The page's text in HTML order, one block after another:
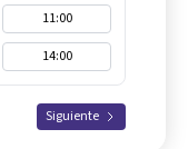
11:00
14:00
Siguiente